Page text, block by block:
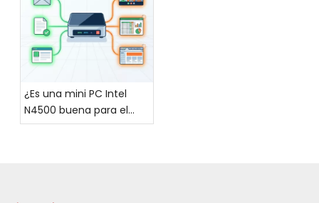
¿Es una mini PC Intel
N4500 buena para el
trabajo diario de oficina?